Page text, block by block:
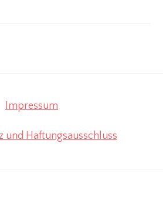
Impressum
und Haftungsausschluss